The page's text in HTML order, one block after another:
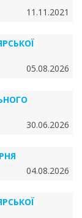
11.11.2021
05.08.2026
30.06.2026
04.08.2026